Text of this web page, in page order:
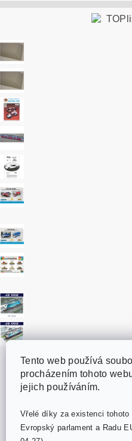
Tento web používá
procházením tohoto
jejich používáním.
Vřelé díky za existenci tohoto
Evropský parlament a Radu